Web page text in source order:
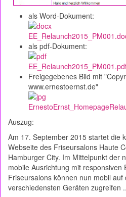
als Word-Dokument:
als pdf-Dokument:
Freigegebenes Bild mit
www.ernestoernst.de"
Auszug:
Am 17. September 2015 startet die
Webseite des Friseursalons Haute
Hamburger City. Im Mittelpunkt der
mobile Ausrichtung mit responsiven
Friseursalons können nun mobil
verschiedensten Geräten zugreifen